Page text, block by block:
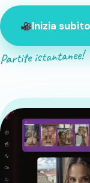
Inizia
Partite istantanee!